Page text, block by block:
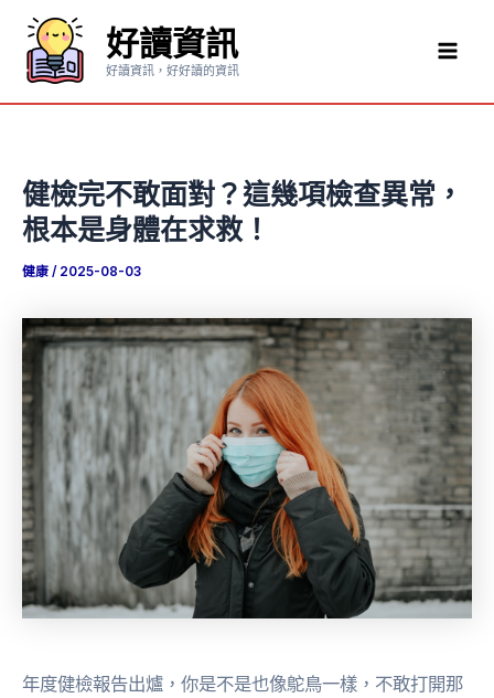
要
好讀資訊
好讀資訊，好好讀的資訊
健檢完不敢面對？這幾項檢查異常，
根本是身體在求救！
健康 / 2025-08-03
年度健檢報告出爐，你是不是也像鴕鳥一樣，不敢打開那